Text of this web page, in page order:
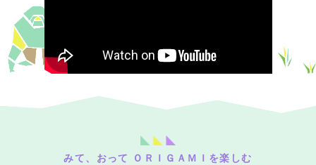
昭和
38(1963)
年
昭和
39(1964)
53
長年探し求めていた折り紙の古書「何哉
等草」の原本を朝日新聞大阪本社調査部
この年2月から3月まで外務省から折り紙
これ以降世界各地で作品展、講演を行っ
て折り紙の普及に努めた。
みて、おって ＯＲＩＧＡＭＩを楽しむ